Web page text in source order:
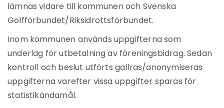
lämnas vidare till kommunen och Svenska
Golfförbundet/Riksidrottsförbundet.
Inom kommunen används uppgifterna som
underlag för utbetalning av föreningsbidrag. Sedan
kontroll och beslut utförts gallras/anonymiseras
uppgifterna varefter vissa uppgifter sparas för
statistikändamål.